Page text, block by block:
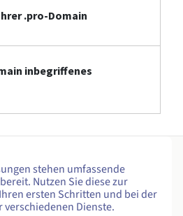
.pro-Domain
inbegriffenes
stehen umfassende
Nutzen Sie diese zur
ersten Schritten und bei der
Dienste.